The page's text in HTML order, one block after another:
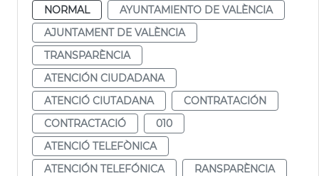
NORMAL
AYUNTAMIENTO DE VALÈNCIA
AJUNTAMENT DE VALÈNCIA
TRANSPARÈNCIA
ATENCIÓN CIUDADANA
ATENCIÓ CIUTADANA
CONTRATACIÓN
CONTRACTACIÓ
010
ATENCIÓ TELEFÒNICA
ATENCIÓN TELEFÓNICA
RANSPARÈNCIA